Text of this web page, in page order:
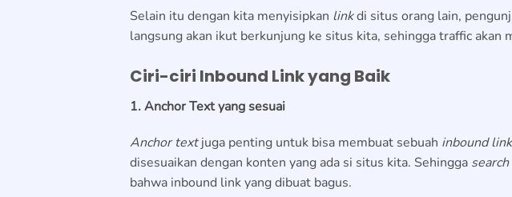
Selain itu dengan kita menyisipkan linkdi situs orang lain,
langsung akan ikut berkunjung ke situs kita, sehingga traffic akan
Ciri-ciri Inbound Link yang Baik
1. Anchor Text yang sesuai
Anchor textjuga penting untuk bisa membuat sebuah inbound link
disesuaikan dengan konten yang ada si situs kita. Sehingga
bahwa inbound link yang dibuat bagus.